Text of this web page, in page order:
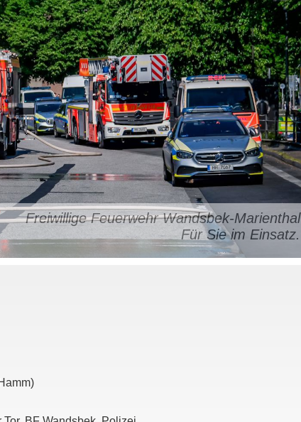
Freiwillige Feuerwehr Wandsbek-Marienthal
Für Sie im Einsatz.